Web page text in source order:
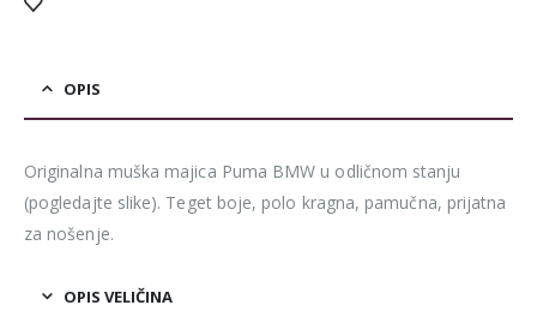
OPIS
Originalna muška majica Puma BMW u odličnom stanju
(pogledajte slike). Teget boje, polo kragna, pamučna, prijatna
za nošenje.
OPIS VELIČINA